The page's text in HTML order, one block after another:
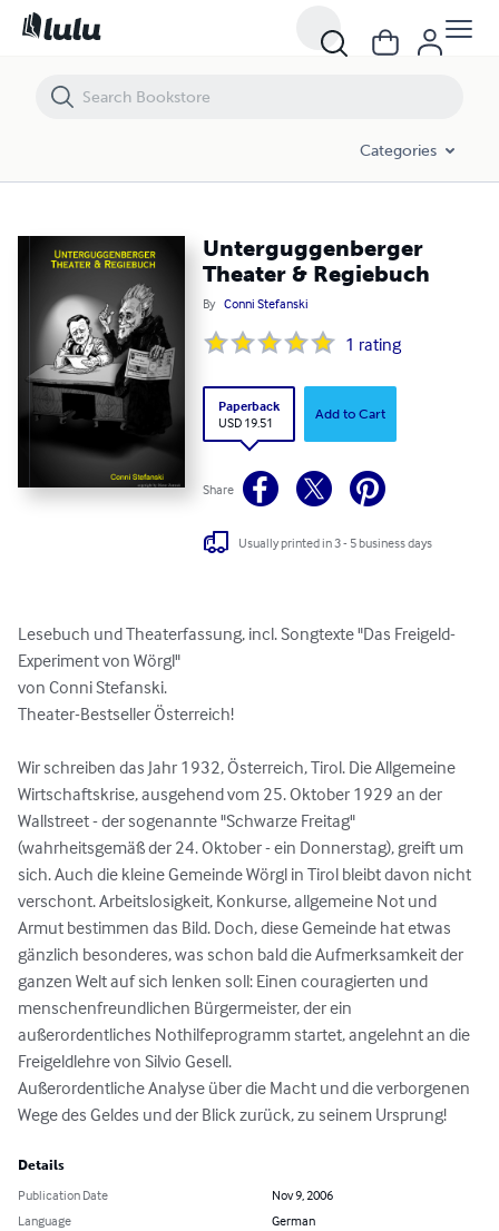
Categories
Unterguggenberger
Theater & Regiebuch
By Conni Stefanski
1 rating
Paperback
USD 19.51
Add to Cart
Share
Usually printed in 3 - 5 business days
Lesebuch und Theaterfassung, incl. Songtexte "Das Freigeld-
Experiment von Wörgl"
von Conni Stefanski.
Theater-Bestseller Österreich!
Wir schreiben das Jahr 1932, Österreich, Tirol. Die Allgemeine
Wirtschaftskrise, ausgehend vom 25. Oktober 1929 an der
Wallstreet - der sogenannte "Schwarze Freitag"
(wahrheitsgemäß der 24. Oktober - ein Donnerstag), greift um
sich. Auch die kleine Gemeinde Wörgl in Tirol bleibt davon nicht
verschont. Arbeitslosigkeit, Konkurse, allgemeine Not und
Armut bestimmen das Bild. Doch, diese Gemeinde hat etwas
gänzlich besonderes, was schon bald die Aufmerksamkeit der
ganzen Welt auf sich lenken soll: Einen couragierten und
menschenfreundlichen Bürgermeister, der ein
außerordentliches Nothilfeprogramm startet, angelehnt an die
Freigeldlehre von Silvio Gesell.
Außerordentliche Analyse über die Macht und die verborgenen
Wege des Geldes und der Blick zurück, zu seinem Ursprung!
Details
Publication Date
Nov 9, 2006
Language
German
Unterguggenberger Theater & Regiebuch